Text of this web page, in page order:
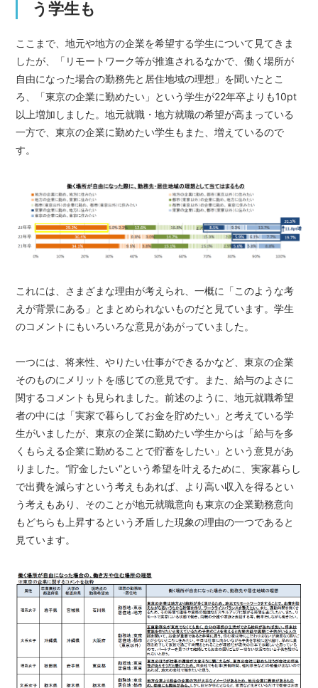
う学生も
ここまで、地元や地方の企業を希望する学生について見てきま
したが、「リモートワーク等が推進されるなかで、働く場所が
自由になった場合の勤務先と居住地域の理想」を聞いたとこ
ろ、「東京の企業に勤めたい」という学生が22年卒よりも10pt
以上増加しました。地元就職・地方就職の希望が高まっている
一方で、東京の企業に勤めたい学生もまた、増えているので
す。
これには、さまざまな理由が考えられ、一概に「このような考
えが背景にある」とまとめられないものだと見ています。学生
のコメントにもいろいろな意見があがっていました。
一つには、将来性、やりたい仕事ができるかなど、東京の企業
そのものにメリットを感じての意見です。また、給与のよさに
関するコメントも見られました。前述のように、地元就職希望
者の中には「実家で暮らしてお金を貯めたい」と考えている学
生がいましたが、東京の企業に勤めたい学生からは「給与を多
くもらえる企業に勤めることで貯蓄をしたい」という意見があ
りました。“貯金したい“という希望を叶えるために、実家暮らし
で出費を減らすという考えもあれば、より高い収入を得るとい
う考えもあり、そのことが地元就職意向も東京の企業勤務意向
もどちらも上昇するという矛盾した現象の理由の一つであると
見ています。